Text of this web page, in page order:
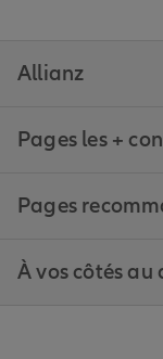
Allianz
Pages les +
Pages
À vos côtés